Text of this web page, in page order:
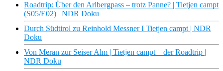
Roadtrip: Über den Arlbergpass – trotz Panne? | Tietjen campt
(S05/E02) | NDR Doku
Durch Südtirol zu Reinhold Messner I Tietjen campt | NDR
Doku
Von Meran zur Seiser Alm | Tietjen campt – der Roadtrip |
NDR Doku